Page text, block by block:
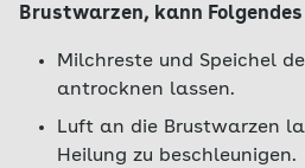
Brustwarzen, kann
Milchreste und Speichel
antrocknen lassen.
Luft an die Brustwarzen
Heilung zu beschleunigen.